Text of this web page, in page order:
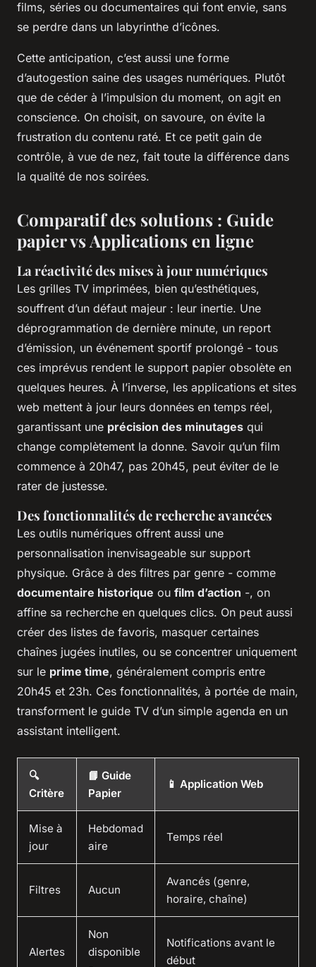
films, séries ou documentaires qui font envie, sans
se perdre dans un labyrinthe d’icônes.
Cette anticipation, c’est aussi une forme
d’autogestion saine des usages numériques. Plutôt
que de céder à l’impulsion du moment, on agit en
conscience. On choisit, on savoure, on évite la
frustration du contenu raté. Et ce petit gain de
contrôle, à vue de nez, fait toute la différence dans
la qualité de nos soirées.
Comparatif des solutions : Guide
papier vs Applications en ligne
La réactivité des mises à jour numériques
Les grilles TV imprimées, bien qu’esthétiques,
souffrent d’un défaut majeur : leur inertie. Une
déprogrammation de dernière minute, un report
d’émission, un événement sportif prolongé - tous
ces imprévus rendent le support papier obsolète en
quelques heures. À l’inverse, les applications et sites
web mettent à jour leurs données en temps réel,
garantissant une précision des minutages qui
change complètement la donne. Savoir qu’un film
commence à 20h47, pas 20h45, peut éviter de le
rater de justesse.
Des fonctionnalités de recherche avancées
Les outils numériques offrent aussi une
personnalisation inenvisageable sur support
physique. Grâce à des filtres par genre - comme
documentaire historique ou film d’action -, on
affine sa recherche en quelques clics. On peut aussi
créer des listes de favoris, masquer certaines
chaînes jugées inutiles, ou se concentrer uniquement
sur le prime time, généralement compris entre
20h45 et 23h. Ces fonctionnalités, à portée de main,
transforment le guide TV d’un simple agenda en un
assistant intelligent.
🔍
Critère
📘 Guide
Papier
📱 Application Web
Mise à
jour
Hebdomad
aire
Temps réel
Filtres Aucun
Avancés (genre,
horaire, chaîne)
Alertes
Non
disponible
Notifications avant le
début